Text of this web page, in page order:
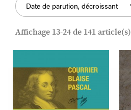
Date de parution, décroissant
Affichage 13-24 de 141 article(s)